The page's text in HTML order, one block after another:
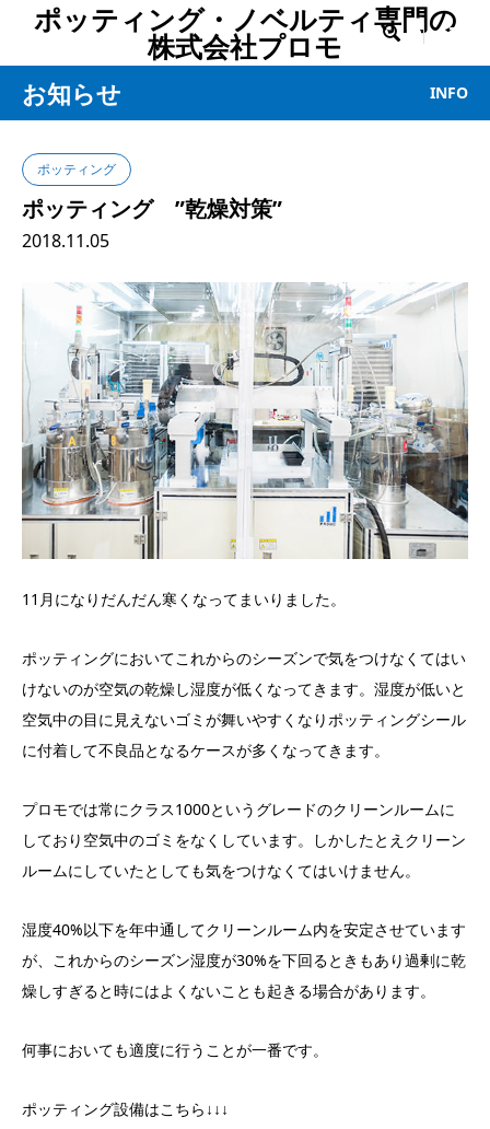
ポッティング・ノベルティ専門の
株式会社プロモ 
お知らせ INFO
ポッティング
ポッティング ”乾燥対策”
2018.11.05
11月になりだんだん寒くなってまいりました。
ポッティングにおいてこれからのシーズンで気をつけなくてはい
けないのが空気の乾燥し湿度が低くなってきます。湿度が低いと
空気中の目に見えないゴミが舞いやすくなりポッティングシール
に付着して不良品となるケースが多くなってきます。
プロモでは常にクラス1000というグレードのクリーンルームに
しており空気中のゴミをなくしています。しかしたとえクリーン
ルームにしていたとしても気をつけなくてはいけません。
湿度40%以下を年中通してクリーンルーム内を安定させています
が、これからのシーズン湿度が30%を下回るときもあり過剰に乾
燥しすぎると時にはよくないことも起きる場合があります。
何事においても適度に行うことが一番です。
ポッティング設備はこちら↓↓↓